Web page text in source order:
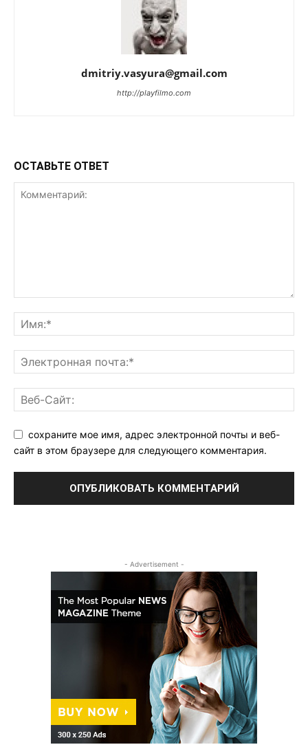
dmitriy.vasyura@gmail.com
http://playfilmo.com
ОСТАВЬТЕ ОТВЕТ
сохраните мое имя, адрес электронной почты и веб-
сайт в этом браузере для следующего комментария.
- Advertisement -